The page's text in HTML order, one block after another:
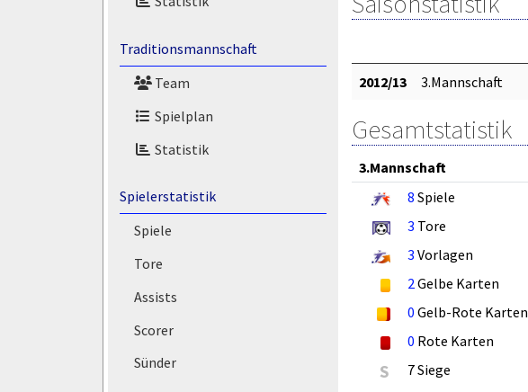
Traditionsmannschaft
Team
Spielplan
Statistik
Spielerstatistik
Spiele
Tore
Assists
Scorer
Sünder
2012/13 3.Mannschaft
Gesamtstatistik
3.Mannschaft
8 Spiele
3 Tore
3 Vorlagen
2Gelbe Karten
0 Gelb-Rote Karten
0 Rote Karten
S 7 Siege